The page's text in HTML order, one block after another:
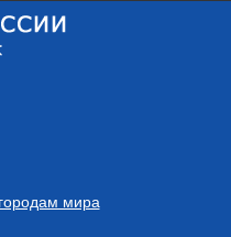
мира